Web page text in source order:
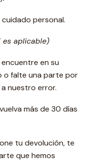
personal.
es aplicable)
en su
o falte una parte por
nuestro error.
más de 30 días
tu devolución, te
que hemos